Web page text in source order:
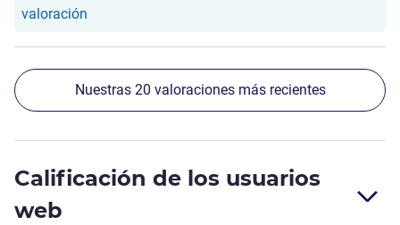
limpio pero hay que mejorar los aspectos previamente
valoración
Nuestras 20 valoraciones más recientes
Calificación de los usuarios
web